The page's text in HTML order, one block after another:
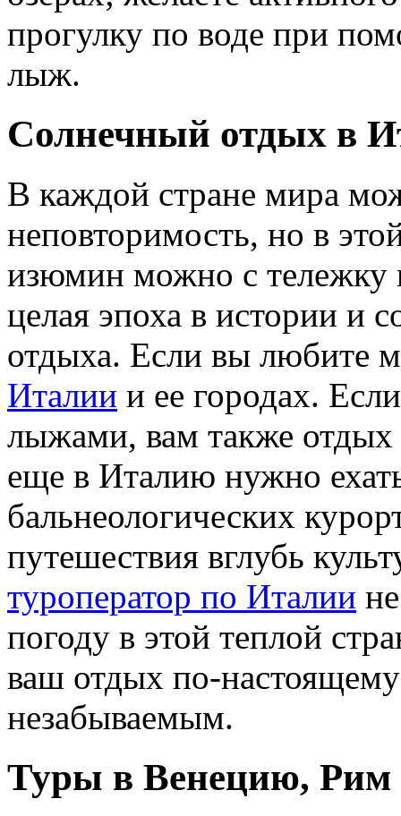
прогулку по воде при
лыж.
Солнечный отдых в
В каждой стране мира
неповторимость, но в
изюмин можно с тележку
целая эпоха в истории и
отдыха. Если вы любите
Италии и ее городах.
лыжами, вам также отдых
еще в Италию нужно
бальнеологических
путешествия вглубь
туроператор по Италии
погоду в этой теплой
ваш отдых по-
незабываемым.
Туры в Венецию,